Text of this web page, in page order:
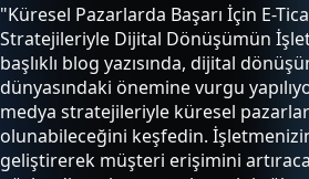
"Küresel Pazarlarda Başarı İçin E-
Stratejileriyle Dijital Dönüşümün
başlıklı blog yazısında, dijital
dünyasındaki önemine vurgu
medya stratejileriyle küresel
olunabileceğini keşfedin.
geliştirerek müşteri erişimini